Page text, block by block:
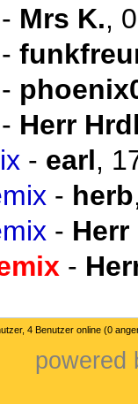
- Mrs K.,
-
-
- Herr
- earl,
- herb
-
-
4 Benutzer online (0
powered